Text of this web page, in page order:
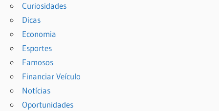
Curiosidades
Dicas
Economia
Esportes
Famosos
Financiar Veículo
Notícias
Oportunidades